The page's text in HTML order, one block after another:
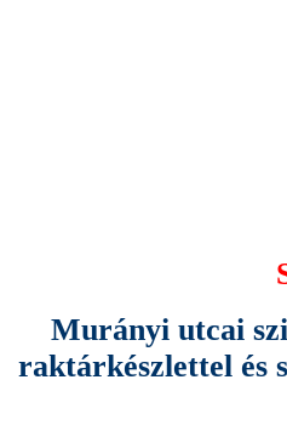
Murányi utcai
raktárkészlettel és